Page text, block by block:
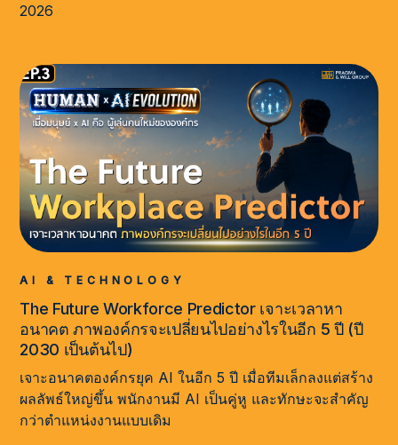
2026
AI & TECHNOLOGY
The Future Workforce Predictor เจาะเวลาหา
อนาคต ภาพองค์กรจะเปลี่ยนไปอย่างไรในอีก 5 ปี (ปี
2030 เป็นต้นไป)
เจาะอนาคตองค์กรยุค AI ในอีก 5 ปี เมื่อทีมเล็กลงแต่สร้าง
ผลลัพธ์ใหญ่ขึ้น พนักงานมี AI เป็นคู่หู และทักษะจะสำคัญ
กว่าตำแหน่งงานแบบเดิม